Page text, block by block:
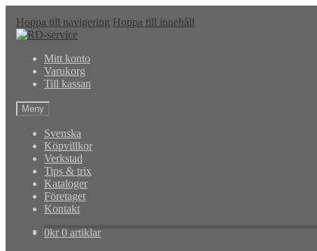
Hoppa till navigering Hoppa till innehåll
Mitt konto
Varukorg
Till kassan
Meny
Svenska
Köpvillkor
Verkstad
Tips & trix
Kataloger
Företaget
Kontakt
0kr 0 artiklar